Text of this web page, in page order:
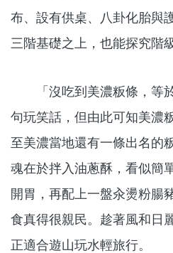
布、設有供桌、八卦化胎與
三階基礎之上，也能探究階
「沒吃到美濃粄條，等
句玩笑話，但由此可知美濃
至美濃當地還有一條出名的
魂在於拌入油蔥酥，看似簡
開胃，再配上一盤汆燙粉腸
食真得很親民。趁著風和日
正適合遊山玩水輕旅行。